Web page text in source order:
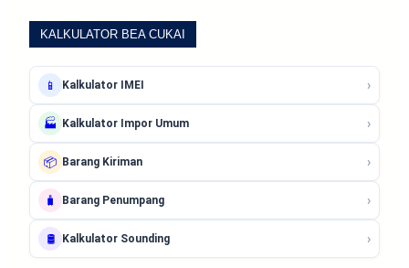
KALKULATOR BEA CUKAI
📱 Kalkulator IMEI ›
🏭 Kalkulator Impor Umum ›
📦 Barang Kiriman ›
🧳 Barang Penumpang ›
🛢️ Kalkulator Sounding ›